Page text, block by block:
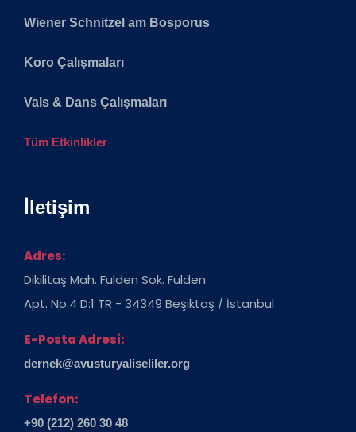
Wiener Schnitzel am Bosporus
Koro Çalışmaları
Vals & Dans Çalışmaları
Tüm Etkinlikler
İletişim
Adres:
Dikilitaş Mah. Fulden Sok. Fulden
Apt. No:4 D:1 TR - 34349 Beşiktaş / İstanbul
E-Posta Adresi:
dernek@avusturyaliseliler.org
Telefon:
+90 (212) 260 30 48